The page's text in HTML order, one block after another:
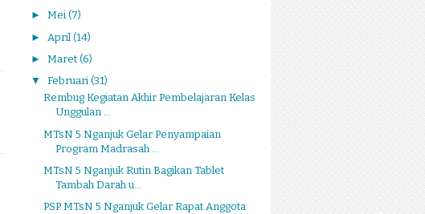
► Mei (7)
► April (14)
► Maret (6)
▼ Februari (31)
Rembug Kegiatan Akhir Pembelajaran Kelas
Unggulan ...
MTsN 5 Nganjuk Gelar Penyampaian
Program Madrasah ...
MTsN 5 Nganjuk Rutin Bagikan Tablet
Tambah Darah u...
PSP MTsN 5 Nganjuk Gelar Rapat Anggota